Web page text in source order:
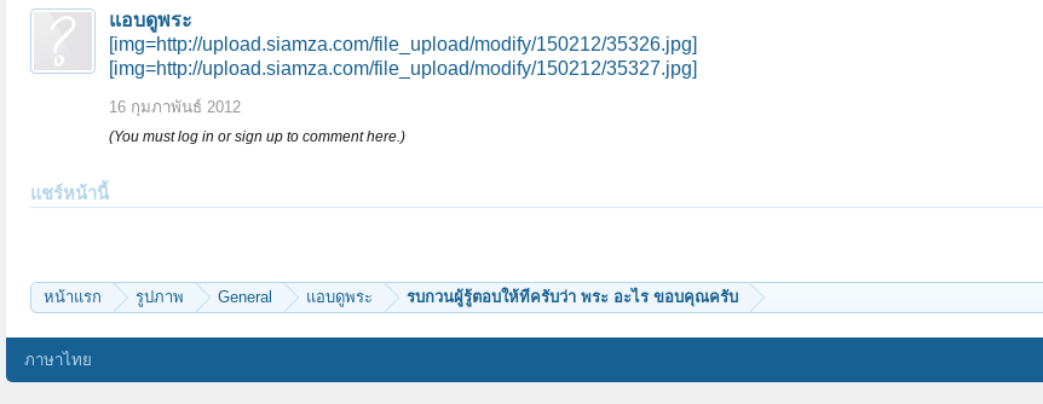
แอบดูพระ
[img=http://upload.siamza.com/file_upload/modify/150212/35326.jpg]
[img=http://upload.siamza.com/file_upload/modify/150212/35327.jpg]
16 กุมภาพันธ์ 2012
(You must log in or sign up to comment here.)
แชร์หน้านี้
หน้าแรก รูปภาพ General แอบดูพระ รบกวนผู้รู้ตอบให้ทีครับว่า พระ อะไร ขอบคุณครับ
ภาษาไทย